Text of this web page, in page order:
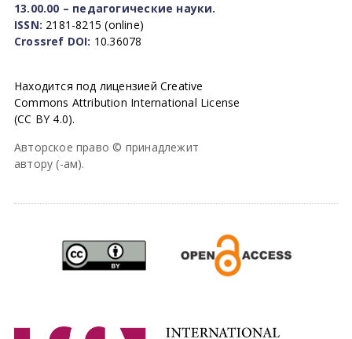
13.00.00 – педагогические науки.
ISSN: 2181-8215 (online)
Crossref DOI: 10.36078
Находится под лицензией Creative
Commons Attribution International License
(CC BY 4.0).
Авторское право © принадлежит
автору (-ам).